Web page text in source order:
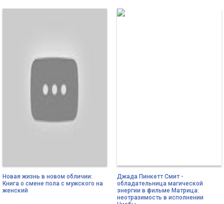
Новая жизнь в новом обличии:
Книга о смене пола с мужского на
женский
Джада Пинкетт Смит -
обладательница магической
энергии в фильме Матрица:
неотразимость в исполнении